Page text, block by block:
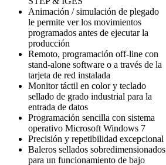
Animación / simulación de plegado
le permite ver los movimientos
programados antes de ejecutar la
producción
Remoto, programación off-line con
stand-alone software o a través de la
tarjeta de red instalada
Monitor táctil en color y teclado
sellado de grado industrial para la
entrada de datos
Programación sencilla con sistema
operativo Microsoft Windows 7
Precisión y repetibilidad excepcional
Baleros sellados sobredimensionados
para un funcionamiento de bajo